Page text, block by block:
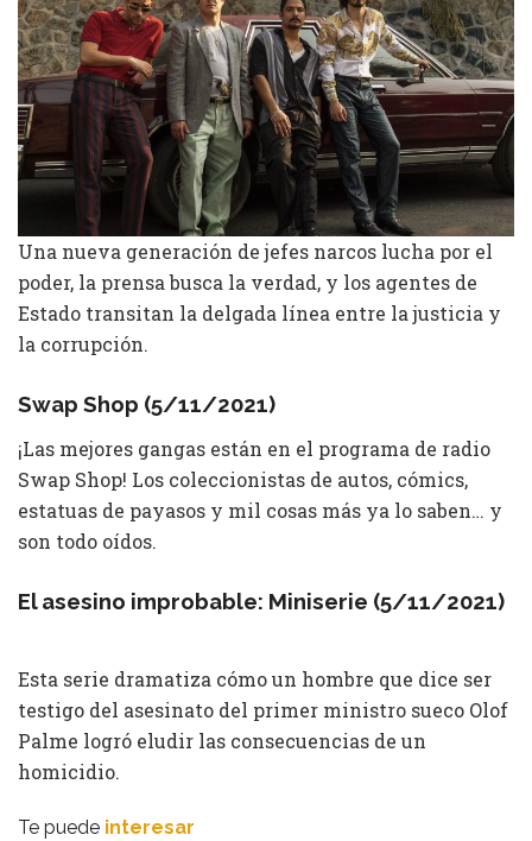
Una nueva generación de jefes narcos lucha por el
poder, la prensa busca la verdad, y los agentes de
Estado transitan la delgada línea entre la justicia y
la corrupción.
Swap Shop (5/11/2021)
¡Las mejores gangas están en el programa de radio
Swap Shop! Los coleccionistas de autos, cómics,
estatuas de payasos y mil cosas más ya lo saben… y
son todo oídos.
El asesino improbable: Miniserie (5/11/2021)
Esta serie dramatiza cómo un hombre que dice ser
testigo del asesinato del primer ministro sueco Olof
Palme logró eludir las consecuencias de un
homicidio.
Te puede interesar